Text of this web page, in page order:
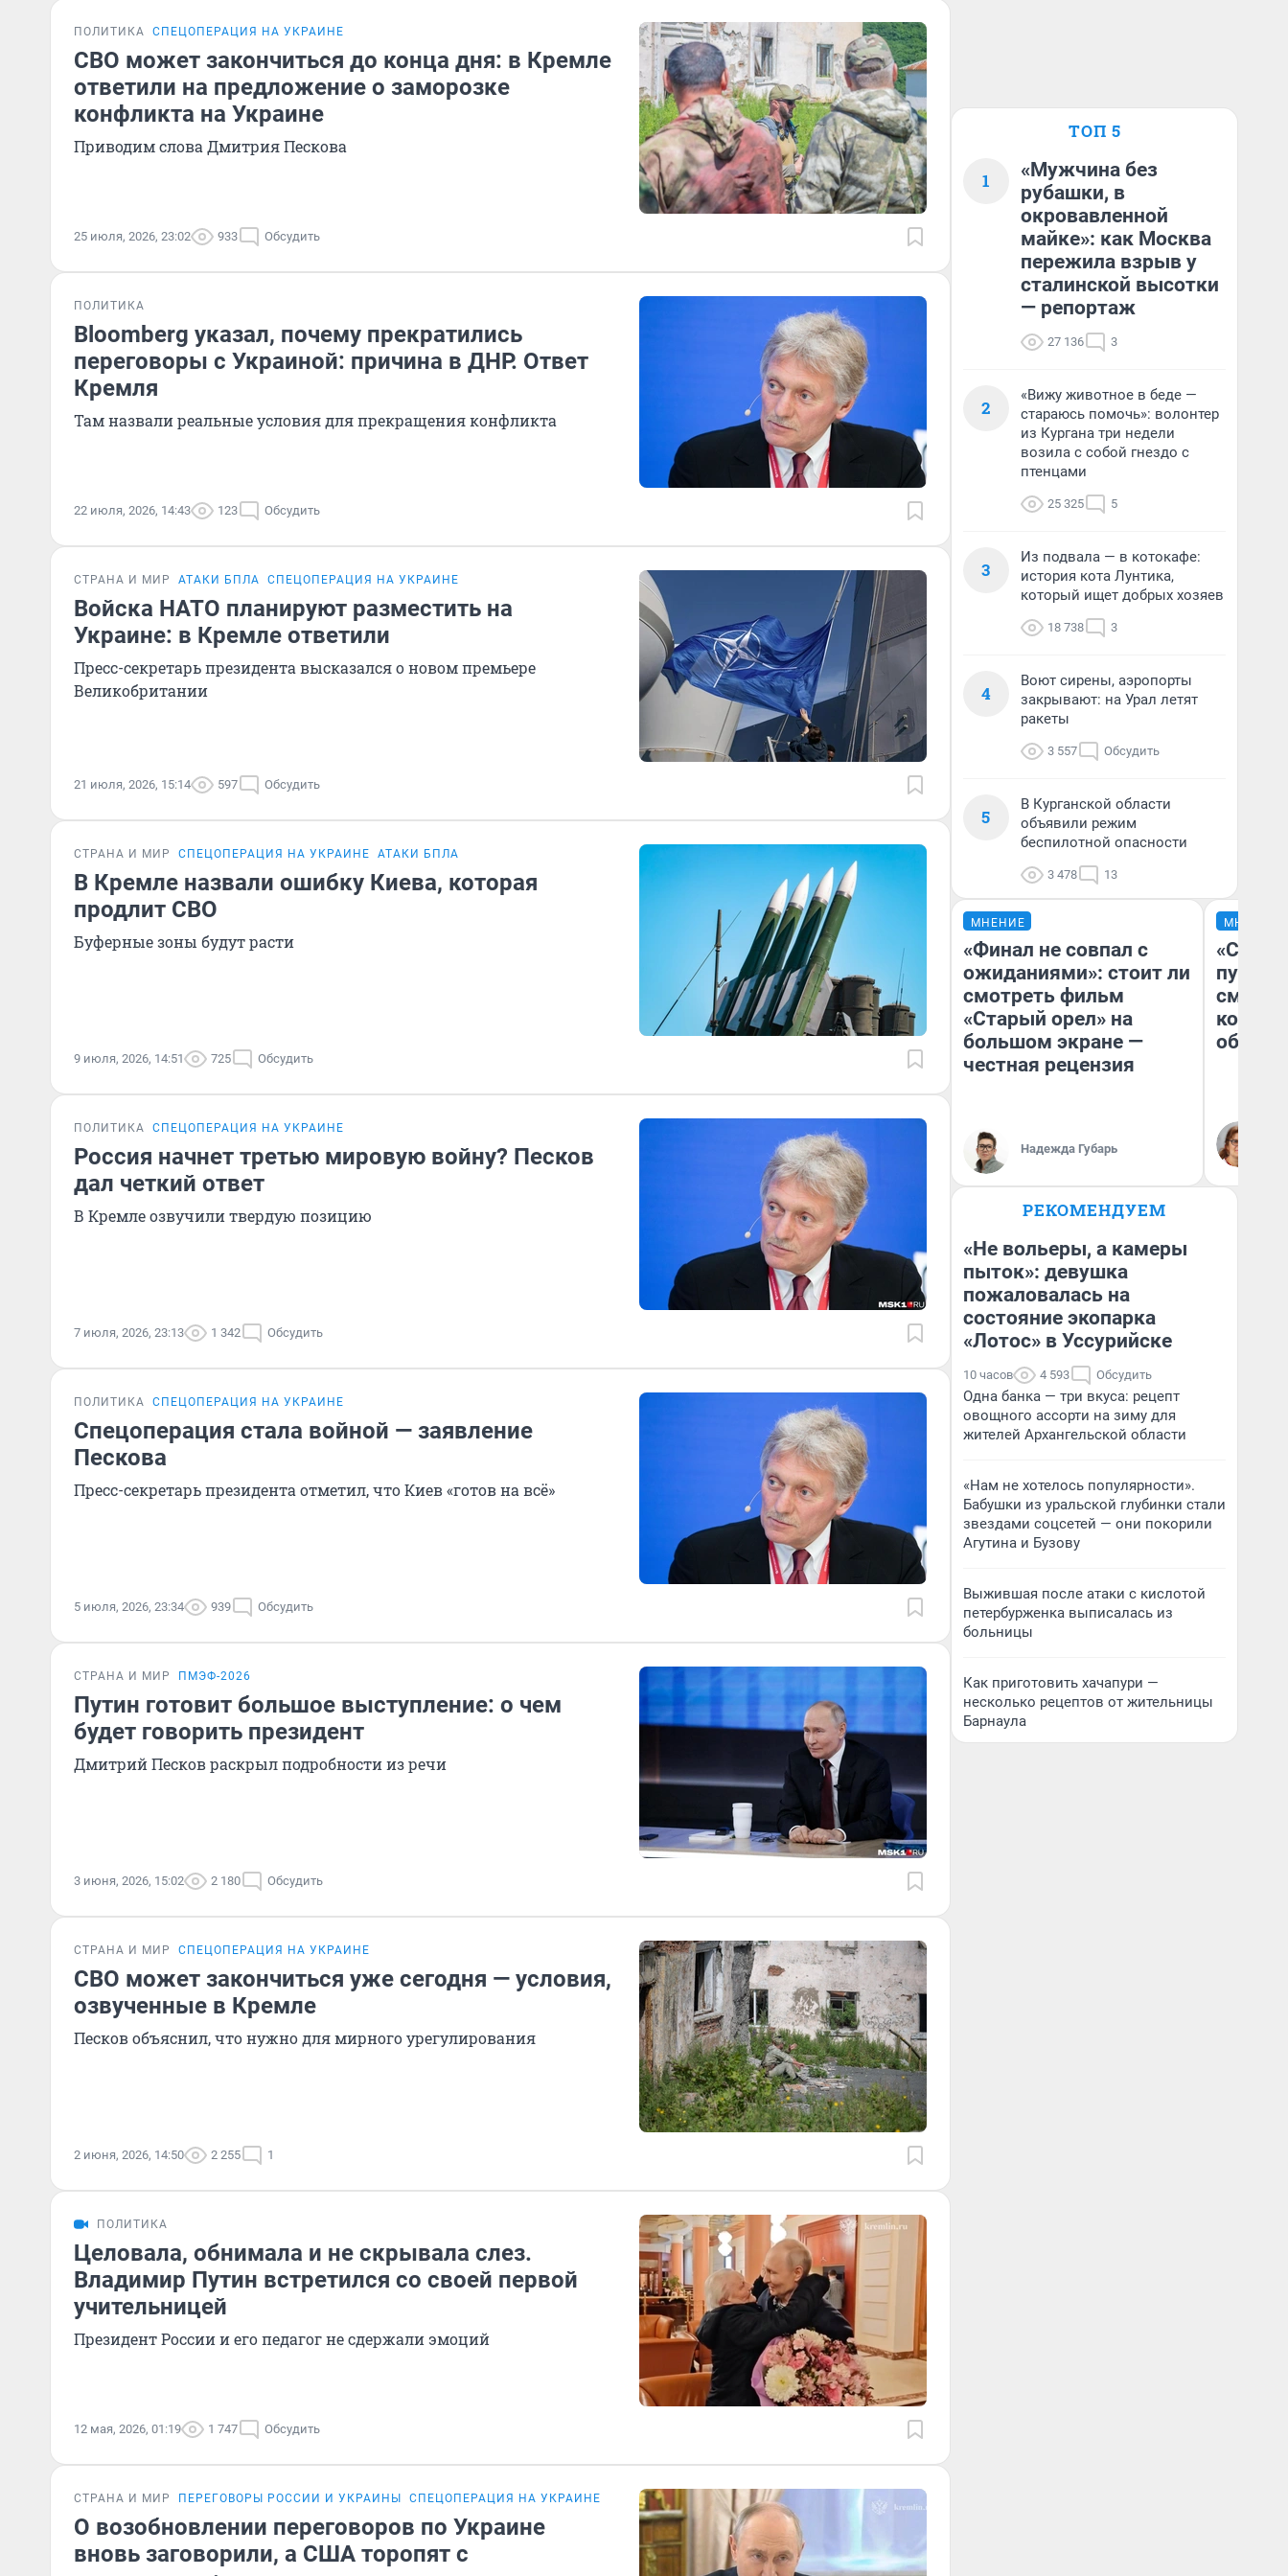
ПОЛИТИКА СПЕЦОПЕРАЦИЯ НА УКРАИНЕ
СВО может закончиться до конца дня: в Кремле
ответили на предложение о заморозке
конфликта на Украине
Приводим слова Дмитрия Пескова
25 июля, 2026, 23:02 933 Обсудить
ПОЛИТИКА
Bloomberg указал, почему прекратились
переговоры с Украиной: причина в ДНР. Ответ
Кремля
Там назвали реальные условия для прекращения конфликта
22 июля, 2026, 14:43 123 Обсудить
СТРАНА И МИР АТАКИ БПЛА СПЕЦОПЕРАЦИЯ НА УКРАИНЕ
Войска НАТО планируют разместить на
Украине: в Кремле ответили
Пресс-секретарь президента высказался о новом премьере
Великобритании
21 июля, 2026, 15:14 597 Обсудить
СТРАНА И МИР СПЕЦОПЕРАЦИЯ НА УКРАИНЕ АТАКИ БПЛА
В Кремле назвали ошибку Киева, которая
продлит СВО
Буферные зоны будут расти
9 июля, 2026, 14:51 725 Обсудить
ПОЛИТИКА СПЕЦОПЕРАЦИЯ НА УКРАИНЕ
Россия начнет третью мировую войну? Песков
дал четкий ответ
В Кремле озвучили твердую позицию
7 июля, 2026, 23:13 1 342 Обсудить
ПОЛИТИКА СПЕЦОПЕРАЦИЯ НА УКРАИНЕ
Спецоперация стала войной — заявление
Пескова
Пресс-секретарь президента отметил, что Киев «готов на всё»
5 июля, 2026, 23:34 939 Обсудить
СТРАНА И МИР ПМЭФ-2026
Путин готовит большое выступление: о чем
будет говорить президент
Дмитрий Песков раскрыл подробности из речи
3 июня, 2026, 15:02 2 180 Обсудить
СТРАНА И МИР СПЕЦОПЕРАЦИЯ НА УКРАИНЕ
СВО может закончиться уже сегодня — условия,
озвученные в Кремле
Песков объяснил, что нужно для мирного урегулирования
2 июня, 2026, 14:50 2 255 1
ПОЛИТИКА
Целовала, обнимала и не скрывала слез.
Владимир Путин встретился со своей первой
учительницей
Президент России и его педагог не сдержали эмоций
12 мая, 2026, 01:19 1 747 Обсудить
СТРАНА И МИР ПЕРЕГОВОРЫ РОССИИ И УКРАИНЫ СПЕЦОПЕРАЦИЯ НА УКРАИНЕ
О возобновлении переговоров по Украине
вновь заговорили, а США торопят с
ТОП 5
1
«Мужчина без
рубашки, в
окровавленной
майке»: как Москва
пережила взрыв у
сталинской высотки
— репортаж
27 136 3
2
«Вижу животное в беде —
стараюсь помочь»: волонтер
из Кургана три недели
возила с собой гнездо с
птенцами
25 325 5
3
Из подвала — в котокафе:
история кота Лунтика,
который ищет добрых хозяев
18 738 3
4
Воют сирены, аэропорты
закрывают: на Урал летят
ракеты
3 557 Обсудить
5
В Курганской области
объявили режим
беспилотной опасности
3 478 13
МНЕНИЕ
«Финал не совпал с
ожиданиями»: стоит ли
смотреть фильм
«Старый орел» на
большом экране —
честная рецензия
Надежда Губарь
МНЕНИЕ
РЕКОМЕНДУЕМ
«Не вольеры, а камеры
пыток»: девушка
пожаловалась на
состояние экопарка
«Лотос» в Уссурийске
10 часов 4 593 Обсудить
Одна банка — три вкуса: рецепт
овощного ассорти на зиму для
жителей Архангельской области
«Нам не хотелось популярности».
Бабушки из уральской глубинки стали
звездами соцсетей — они покорили
Агутина и Бузову
Выжившая после атаки с кислотой
петербурженка выписалась из
больницы
Как приготовить хачапури —
несколько рецептов от жительницы
Барнаула